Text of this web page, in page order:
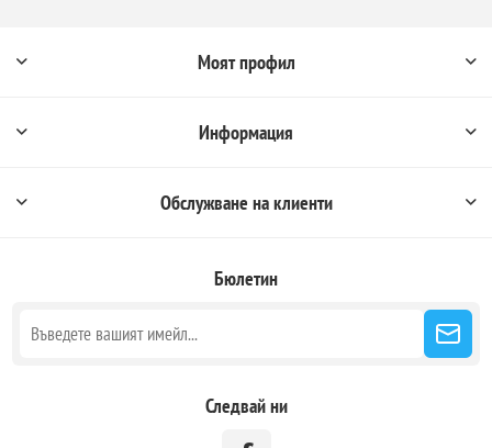
Моят профил
Информация
Обслужване на клиенти
Бюлетин
Следвай ни